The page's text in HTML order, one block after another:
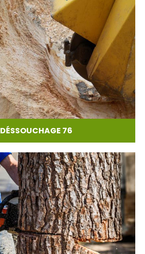
DÉSSOUCHAGE 76